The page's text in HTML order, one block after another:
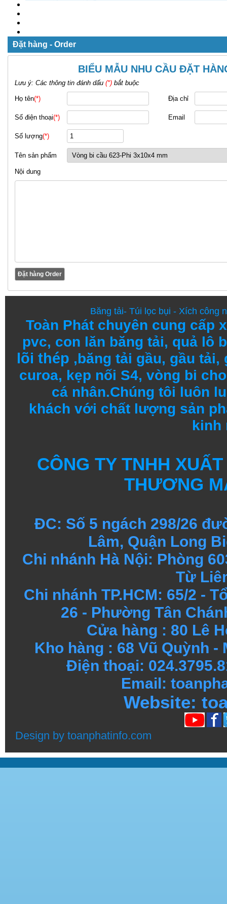
Đặt hàng - Order
BIỂU MẪU NHU CẦU ĐẶT
Lưu ý: Các thông tin đánh dấu (*) bắt buộc
Họ tên(*) Địa chỉ
Số điện thoại(*) Email
Số lượng(*)
Tên sản phẩm
Nội dung
Băng tải- Túi lọc bụi - Xích công
Toàn Phát chuyên cung cấp
pvc, con lăn băng tải, quả lô
lõi thép ,băng tải gầu, gầu tải,
curoa, kẹp nối S4, vòng bi
cá nhân.Chúng tôi luôn
khách với chất lượng sản
kinh
CÔNG TY TNHH
THƯƠNG
ĐC: Số 5 ngách 298/26
Lâm, Quận Long
Chi nhánh Hà Nội: Phòng
Từ
Chi nhánh TP.HCM: 65/2 -
26 - Phường Tân
Cửa hàng : 80 Lê
Kho hàng : 68 Vũ Quỳnh -
Điện thoại:
Email:
Website:
Design by toanphatinfo.com